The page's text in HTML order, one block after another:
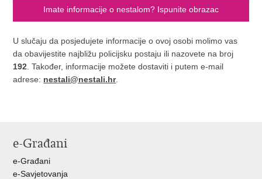
Imate informacije o nestalom? Ispunite obrazac
U slučaju da posjedujete informacije o ovoj osobi molimo vas
da obavijestite najbližu policijsku postaju ili nazovete na broj
192 . Također, informacije možete dostaviti i putem e-mail
adrese: nestali@nestali.hr.
e-Građani
e-Građani
e-Savjetovanja